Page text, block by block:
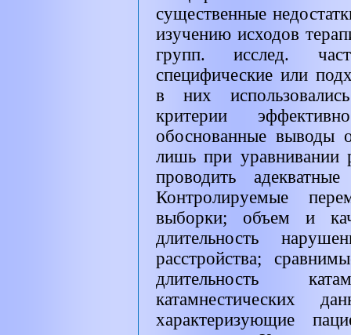
существенные
изучению исходов
групп. исслед.
специфические или
в них
критерии
обоснованные выводы
лишь при уравнивании
проводить
Контролируемые
выборки; объем и
длительность
расстройства;
длительность
катамнестических
характеризующие